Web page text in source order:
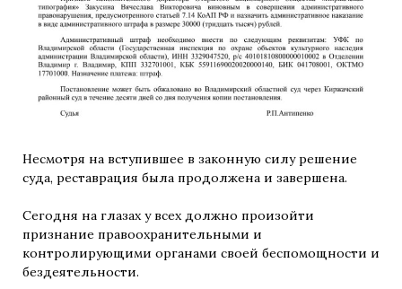
Несмотря на вступившее в законную силу решение
суда, реставрация была продолжена и завершена.
Сегодня на глазах у всех должно произойти
признание правоохранительными и
контролирующими органами своей беспомощности и
бездеятельности.